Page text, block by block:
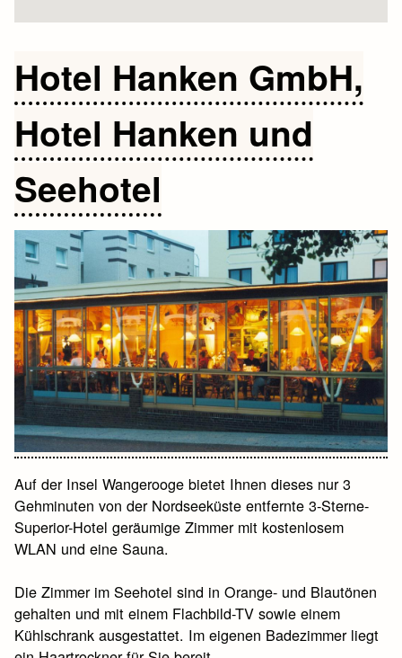
Hotel Hanken GmbH,
Hotel Hanken und
Seehotel
Auf der Insel Wangerooge bietet Ihnen dieses nur 3
Gehminuten von der Nordseeküste entfernte 3-Sterne-
Superior-Hotel geräumige Zimmer mit kostenlosem
WLAN und eine Sauna.
Die Zimmer im Seehotel sind in Orange- und Blautönen
gehalten und mit einem Flachbild-TV sowie einem
Kühlschrank ausgestattet. Im eigenen Badezimmer liegt